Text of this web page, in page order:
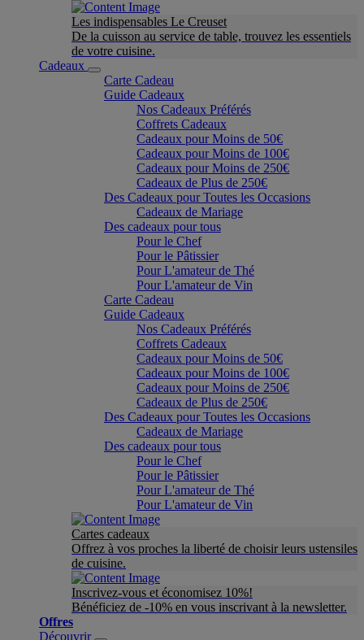
Les indispensables Le Creuset
De la cuisson au service de table, trouvez les essentiels
de votre cuisine.
Cadeaux
Carte Cadeau
Guide Cadeaux
Nos Cadeaux Préférés
Coffrets Cadeaux
Cadeaux pour Moins de 50€
Cadeaux pour Moins de 100€
Cadeaux pour Moins de 250€
Cadeaux de Plus de 250€
Des Cadeaux pour Toutes les Occasions
Cadeaux de Mariage
Des cadeaux pour tous
Pour le Chef
Pour le Pâtissier
Pour L'amateur de Thé
Pour L'amateur de Vin
Carte Cadeau
Guide Cadeaux
Nos Cadeaux Préférés
Coffrets Cadeaux
Cadeaux pour Moins de 50€
Cadeaux pour Moins de 100€
Cadeaux pour Moins de 250€
Cadeaux de Plus de 250€
Des Cadeaux pour Toutes les Occasions
Cadeaux de Mariage
Des cadeaux pour tous
Pour le Chef
Pour le Pâtissier
Pour L'amateur de Thé
Pour L'amateur de Vin
Cartes cadeaux
Offrez à vos proches la liberté de choisir leurs ustensiles
de cuisine.
Inscrivez-vous et économisez 10%!
Bénéficiez de -10% en vous inscrivant à la newsletter.
Offres
Découvrir